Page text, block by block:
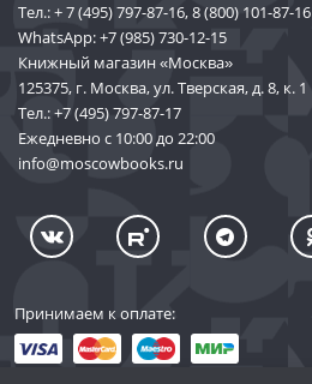
Тел.:+ 7 (495) 797-87-16,8 (800) 101-87-16
WhatsApp:+7 (985) 730-12-15
Книжный магазин «Москва»
125375, г. Москва, ул. Тверская, д. 8, к. 1
Тел.:+7 (495) 797-87-17
Ежедневно с 10:00 до 22:00
info@moscowbooks.ru
Принимаем к оплате: